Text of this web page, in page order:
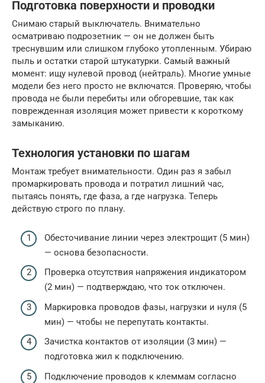
Подготовка поверхности и проводки
Снимаю старый выключатель. Внимательно
осматриваю подрозетник — он не должен быть
треснувшим или слишком глубоко утопленным. Убираю
пыль и остатки старой штукатурки. Самый важный
момент: ищу нулевой провод (нейтраль). Многие умные
модели без него просто не включатся. Проверяю, чтобы
провода не были перебиты или обгоревшие, так как
поврежденная изоляция может привести к короткому
замыканию.
Технология установки по шагам
Монтаж требует внимательности. Один раз я забыл
промаркировать провода и потратил лишний час,
пытаясь понять, где фаза, а где нагрузка. Теперь
действую строго по плану.
Обесточивание линии через электрощит (5 мин)
— основа безопасности.
Проверка отсутствия напряжения индикатором
(2 мин) — подтверждаю, что ток отключен.
Маркировка проводов фазы, нагрузки и нуля (5
мин) — чтобы не перепутать контакты.
Зачистка контактов от изоляции (3 мин) —
подготовка жил к подключению.
Подключение проводов к клеммам согласно